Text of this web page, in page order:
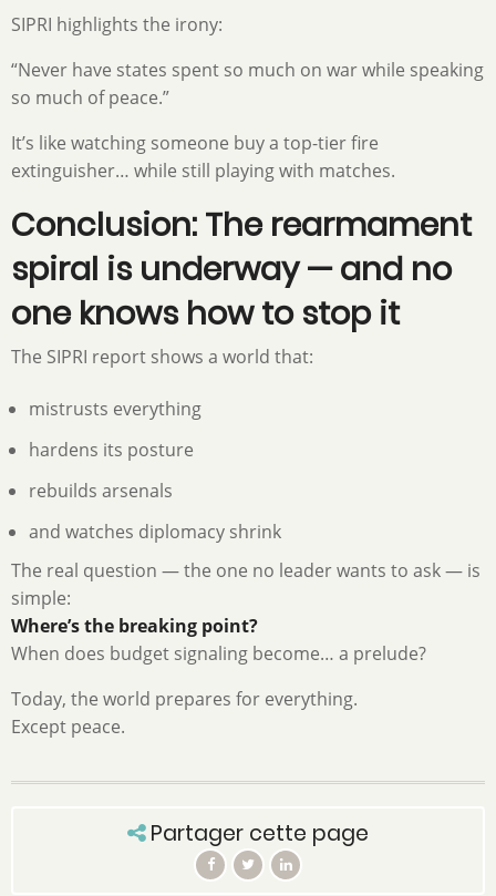
SIPRI highlights the irony:
“Never have states spent so much on war while speaking
so much of peace.”
It’s like watching someone buy a top-tier fire
extinguisher… while still playing with matches.
Conclusion: The rearmament
spiral is underway — and no
one knows how to stop it
The SIPRI report shows a world that:
mistrusts everything
hardens its posture
rebuilds arsenals
and watches diplomacy shrink
The real question — the one no leader wants to ask — is
simple:
Where’s the breaking point?
When does budget signaling become… a prelude?
Today, the world prepares for everything.
Except peace.
Partager cette page